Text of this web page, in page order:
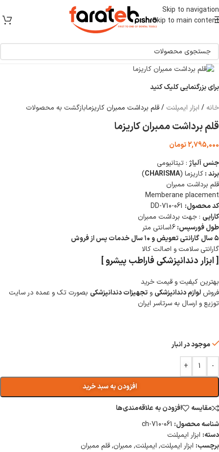
Skip to navigation
Skip to main content
برای بزرگنمایی کلیک کنید
خانه / ابزار ایمپلنت /قلم برداشت ممبران کاریزمابازگشت به محصولات
قلم برداشت ممبران کاریزما
2,795,000تومان
جنس آلیاژ : تیتانیومی
برند :کاریزما (CHARISMA
)
قلم برداشت ممبران
Memberane placement
کد محصول:
کارایی : جهت برداشت ممبران
طول فورسپس:16سانتی متر
۵ سال گارانتی تعویض و ۱۰ سال خدمات پس از فروش
گارانتی سلامت و اصالت کالا
[ ابزار دندانپزشکی فاراطب پیشرو ]
بهترین کیفیت و قیمت خرید
فروش لوازم دندانپزشکی و تجهیزات دندانپزشکی بصورت تک و عمده در سایت
توزیع و ارسال به سرتاسر ایران
موجود در انبار
-
+
افزودن به سبد خرید
مقایسه
افزودن به علاقه‌مندی‌ها
شناسه محصول: ch-710-061
دسته: ابزار ایمپلنت
برچسب: ابزار ایمپلنت, ایمپلنت, ممبران,قلم ممبران